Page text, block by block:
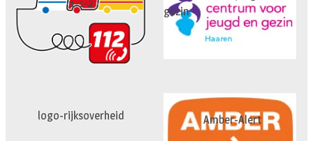
1-1-2
gezin
logo-rijksoverheid Amber-Alert